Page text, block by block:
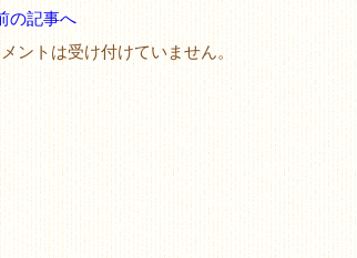
の記事へ
ントは受け付けていません。